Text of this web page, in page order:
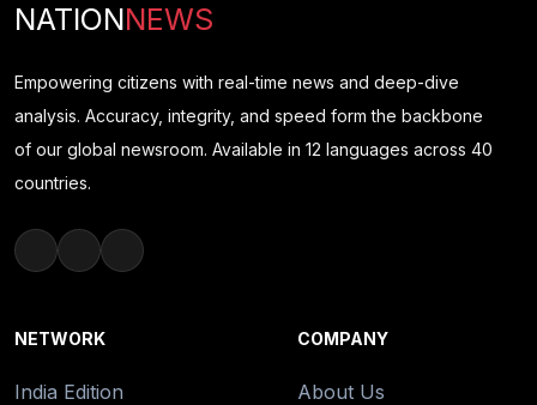
NATIONNEWS
Empowering citizens with real-time news and deep-dive
analysis. Accuracy, integrity, and speed form the backbone
of our global newsroom. Available in 12 languages across 40
countries.
NETWORK
India Edition
COMPANY
About Us